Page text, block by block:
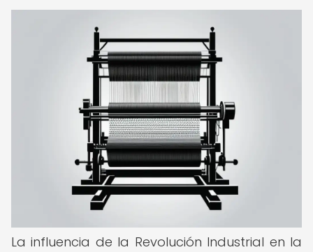
La influencia de la Revolución Industrial en la